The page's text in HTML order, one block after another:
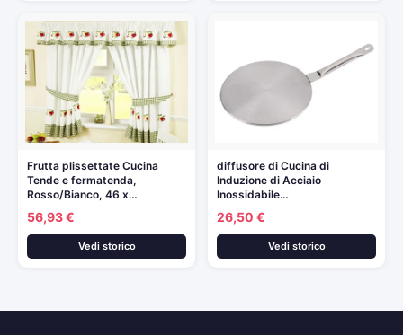
Frutta plissettate Cucina
Tende e fermatenda,
Rosso/Bianco, 46 x…
56,93 €
Vedi storico
diffusore di Cucina di
Induzione di Acciaio
Inossidabile…
26,50 €
Vedi storico